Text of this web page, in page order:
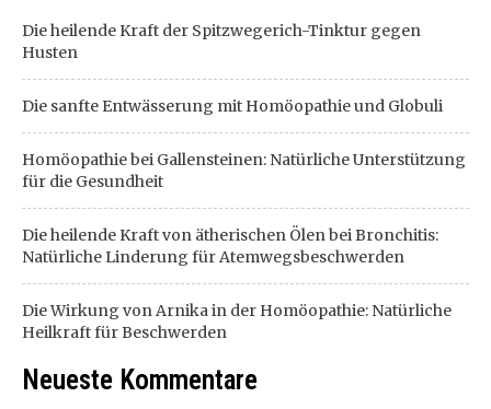
Die heilende Kraft der Spitzwegerich-Tinktur gegen
Husten
Die sanfte Entwässerung mit Homöopathie und Globuli
Homöopathie bei Gallensteinen: Natürliche Unterstützung
für die Gesundheit
Die heilende Kraft von ätherischen Ölen bei Bronchitis:
Natürliche Linderung für Atemwegsbeschwerden
Die Wirkung von Arnika in der Homöopathie: Natürliche
Heilkraft für Beschwerden
Neueste Kommentare